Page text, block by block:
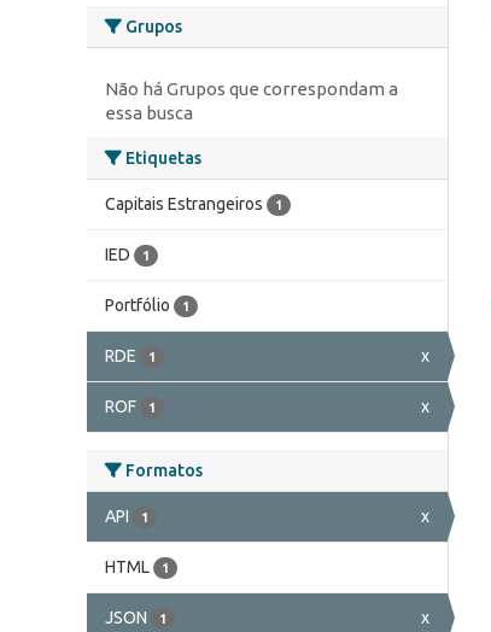
Grupos
Não há Grupos que correspondam a
essa busca
Etiquetas
Capitais Estrangeiros 1
IED 1
Portfólio 1
RDE 1 x
ROF 1 x
Formatos
API 1 x
HTML 1
JSON 1 x